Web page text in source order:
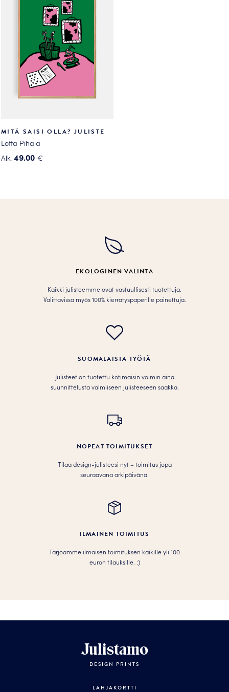
MITÄ SAISI OLLA? JULISTE
Lotta Pihala
Alk. 49.00 €
EKOLOGINEN VALINTA
Kaikki julisteemme ovat vastuullisesti tuotettuja.
Valittavissa myös 100% kierrätyspaperille painettuja.
SUOMALAISTA TYÖTÄ
Julisteet on tuotettu kotimaisin voimin aina
suunnittelusta valmiiseen julisteeseen saakka.
NOPEAT TOIMITUKSET
Tilaa design-julisteesi nyt – toimitus jopa
seuraavana arkipäivänä.
ILMAINEN TOIMITUS
Tarjoamme ilmaisen toimituksen kaikille yli 100
euron tilauksille. :­­)
Julistamo
DESIGN PRINTS
LAHJAKORTTI